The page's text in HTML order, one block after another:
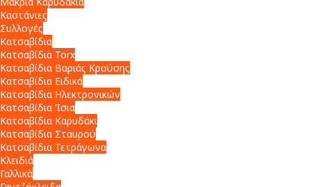
Καστάνιες
Συλλογές
Κατσαβίδια
Κατσαβίδια Torx
Κατσαβίδια Βαριάς Κρούσης
Κατσαβίδια Ειδικά
Κατσαβίδια Ηλεκτρονικών
Κατσαβίδια Ίσια
Κατσαβίδια Καρυδάκι
Κατσαβίδια Σταυρού
Κατσαβίδια Τετράγωνα
Κλειδιά
Γαλλικά